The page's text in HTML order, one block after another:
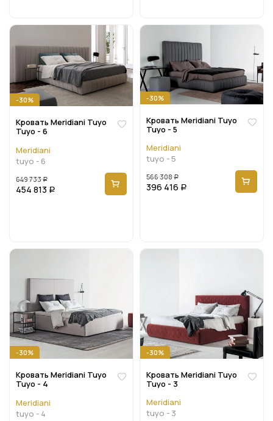
-30%
Кровать Meridiani Tuyo
Tuyo - 6
Meridiani
tuyo - 6
649 733 Р
454 813 Р
-30%
Кровать Meridiani Tuyo
Tuyo - 5
Meridiani
tuyo - 5
566 308 Р
396 416 Р
-30%
Кровать Meridiani Tuyo
Tuyo - 4
Meridiani
tuyo - 4
-30%
Кровать Meridiani Tuyo
Tuyo - 3
Meridiani
tuyo - 3